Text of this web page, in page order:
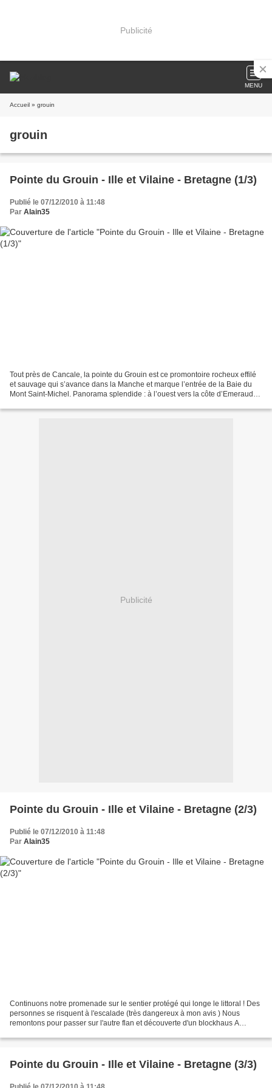
Publicité
MENU
Accueil » grouin
grouin
Pointe du Grouin - Ille et Vilaine - Bretagne (1/3)
Publié le 07/12/2010 à 11:48
Par Alain35
Tout près de Cancale, la pointe du Grouin est ce promontoire rocheux effilé
et sauvage qui s’avance dans la Manche et marque l’entrée de la Baie du
Mont Saint-Michel. Panorama splendide : à l’ouest vers la côte d’Emeraude
Publicité
Pointe du Grouin - Ille et Vilaine - Bretagne (2/3)
Publié le 07/12/2010 à 11:48
Par Alain35
Continuons notre promenade sur le sentier protégé qui longe le littoral ! Des
personnes se risquent à l'escalade (très dangereux à mon avis ) Nous
remontons pour passer sur l'autre flan et découverte d'un blockhaus A
Pointe du Grouin - Ille et Vilaine - Bretagne (3/3)